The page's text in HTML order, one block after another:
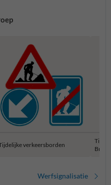
verkeersborden
Werfsignalisatie